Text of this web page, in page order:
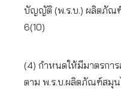
บัญญัติ (พ.ร.บ.) ผลิตภัณ
6(10)
(4) กำหนดให้มีมาตรการ
ตาม พ.ร.บ.ผลิตภัณฑ์สมุน